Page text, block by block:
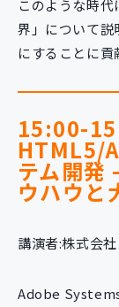
このような時
界」について説
にすることに貢
15:00-
HTML5/
テム開発
ウハウと
講演者:株式会
Adobe